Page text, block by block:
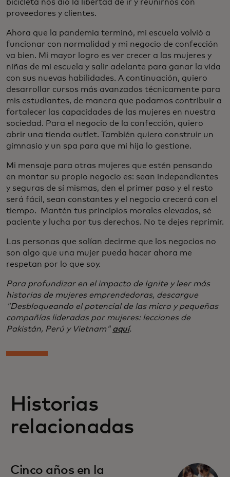
bicicleta nos dio la libertad de ir y reunirnos con
proveedores y clientes.
Ahora que la pandemia terminó, mi escuela volvió a
funcionar con normalidad y mi negocio de confección
va bien. Mi mayor logro es ver crecer a las mujeres y
niñas de mi escuela y salir adelante para ganar la vida
con sus nuevas habilidades. A continuación, quiero
desarrollar cursos más avanzados técnicamente para
mis estudiantes, de manera que podamos contribuir a
fortalecer las capacidades de las mujeres en nuestra
sociedad. Para el negocio de la confección, quiero
abrir una tienda outlet. También quiero construir un
gimnasio y un spa para que mi hija lo gestione.
Mi mensaje para otras mujeres que estén pensando
en montar su propio negocio es: sean independientes
y seguras de sí mismas, den el primer paso y el resto
será fácil, sean constantes y el negocio crecerá con el
tiempo. Mantén tus principios morales elevados, sé
paciente y lucha por tus derechos. No te dejes reprimir.
Las personas que solían decirme que los negocios no
son algo que una mujer pueda hacer ahora me
respetan por lo que soy.
Para profundizar en el impacto de Ignite y leer más
historias de mujeres emprendedoras, descargue
"Desbloqueando el potencial de las micro y pequeñas
compañías lideradas por mujeres: lecciones de
Pakistán, Perú y Vietnam" aquí.
Historias
relacionadas
Cinco años en la